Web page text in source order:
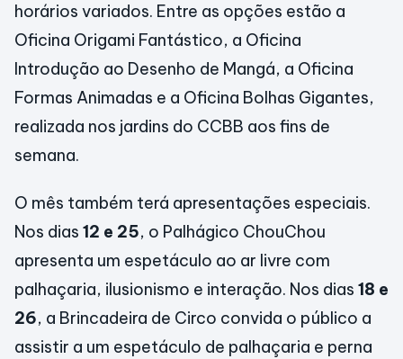
horários variados. Entre as opções estão a
Oficina Origami Fantástico, a Oficina
Introdução ao Desenho de Mangá, a Oficina
Formas Animadas e a Oficina Bolhas Gigantes,
realizada nos jardins do CCBB aos fins de
semana.
O mês também terá apresentações especiais.
Nos dias 12 e 25, o Palhágico ChouChou
apresenta um espetáculo ao ar livre com
palhaçaria, ilusionismo e interação. Nos dias 18 e
26, a Brincadeira de Circo convida o público a
assistir a um espetáculo de palhaçaria e perna